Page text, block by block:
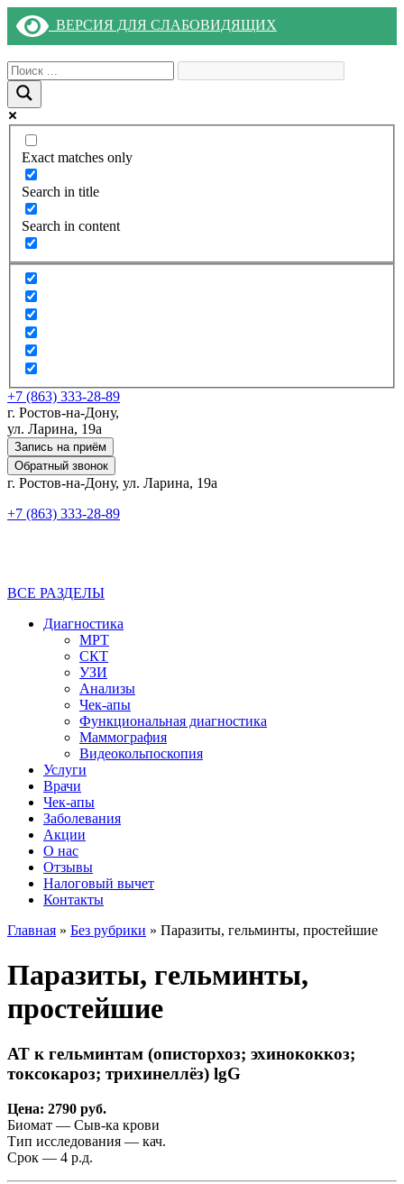
ВЕРСИЯ ДЛЯ СЛАБОВИДЯЩИХ
Exact matches only
Search in title
Search in content
+7 (863) 333-28-89
г. Ростов-на-Дону,
ул. Ларина, 19а
Запись на приём
Обратный звонок
г. Ростов-на-Дону, ул. Ларина, 19а
+7 (863) 333-28-89
ВСЕ РАЗДЕЛЫ
Диагностика
МРТ
СКТ
УЗИ
Анализы
Чек-апы
Функциональная диагностика
Маммография
Видеокольпоскопия
Услуги
Врачи
Чек-апы
Заболевания
Акции
О нас
Отзывы
Налоговый вычет
Контакты
Главная » Без рубрики » Паразиты, гельминты, простейшие
Паразиты, гельминты,
простейшие
АТ к гельминтам (описторхоз; эхинококкоз;
токсокароз; трихинеллёз) lgG
Цена: 2790 руб.
Биомат — Сыв-ка крови
Тип исследования — кач.
Срок — 4 р.д.